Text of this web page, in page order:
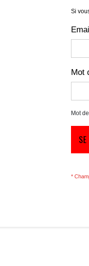
Si
Mot
Mot